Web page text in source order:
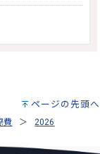
ページの先頭へ
費
2026